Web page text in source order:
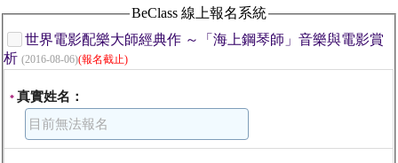
BeClass 線上報名系統
世界電影配樂大師經典作 ～「海上鋼琴師」音樂與電影賞
析 (2016-08-06)(報名截止)
*真實姓名：